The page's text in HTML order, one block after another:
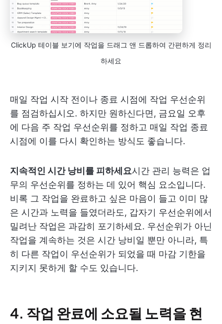
ClickUp 테이블 보기에 작업을 드래그 앤 드롭하여 간편하게 정리
하세요
매일 작업 시작 전이나 종료 시점에 작업 우선순위
를 점검하십시오. 하지만 원하신다면, 금요일 오후
에 다음 주 작업 우선순위를 정하고 매일 작업 종료
시점에 이를 다시 확인하는 방식도 좋습니다.
지속적인 시간 낭비를 피하세요시간 관리 능력은 업
무의 우선순위를 정하는 데 있어 핵심 요소입니다.
비록 그 작업을 완료하고 싶은 마음이 들고 이미 많
은 시간과 노력을 들였더라도, 갑자기 우선순위에서
밀려난 작업은 과감히 포기하세요. 우선순위가 아닌
작업을 계속하는 것은 시간 낭비일 뿐만 아니라, 특
히 다른 작업이 우선순위가 되었을 때 마감 기한을
지키지 못하게 할 수도 있습니다.
4. 작업 완료에 소요될 노력을 현